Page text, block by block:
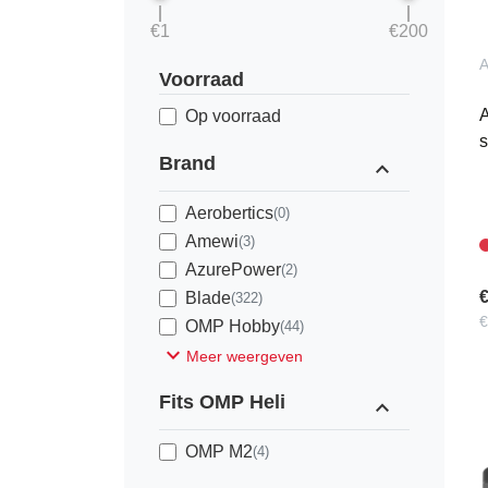
€1 €200
Voorraad
Op voorraad
Brand expand_less
Aerobertics(0)
Amewi(3)
AzurePower(2)
Blade(322)
OMP Hobby(44)
expand_more Meer weergeven
Fits OMP Heli expand_less
OMP M2(4)